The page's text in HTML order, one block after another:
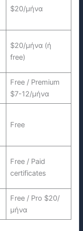
$20/μήνα
$20/μήνα (ή
free)
Free / Premium
$7-12/μήνα
Free
Free / Paid
certificates
Free / Pro $20/
μήνα